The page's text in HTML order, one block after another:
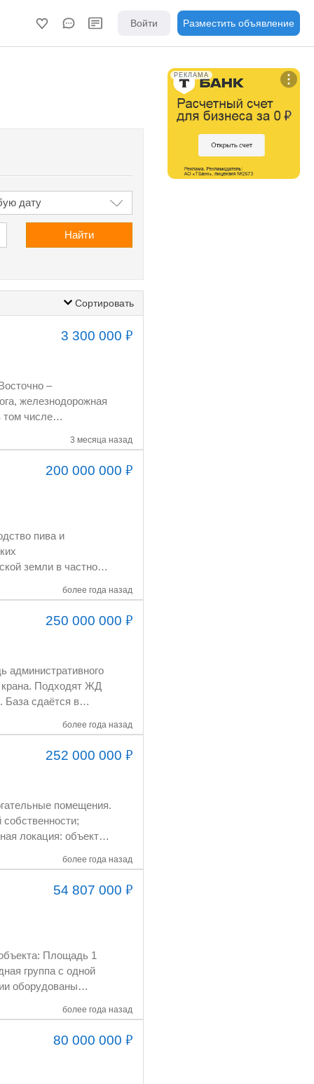
Войти Разместить объявление
Найти
Сортировать
3 300 000₽
3 месяца назад
200 000 000₽
более года назад
250 000 000₽
более года назад
252 000 000₽
более года назад
54 807 000₽
более года назад
80 000 000₽
РЕКЛАМА